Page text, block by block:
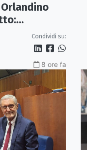
Condividi su:
8 ore fa